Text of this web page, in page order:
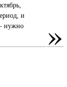
и
нужно
»